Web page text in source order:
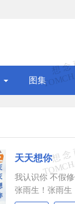
图集
天天想你
我认识你 不假
张雨生！张雨生